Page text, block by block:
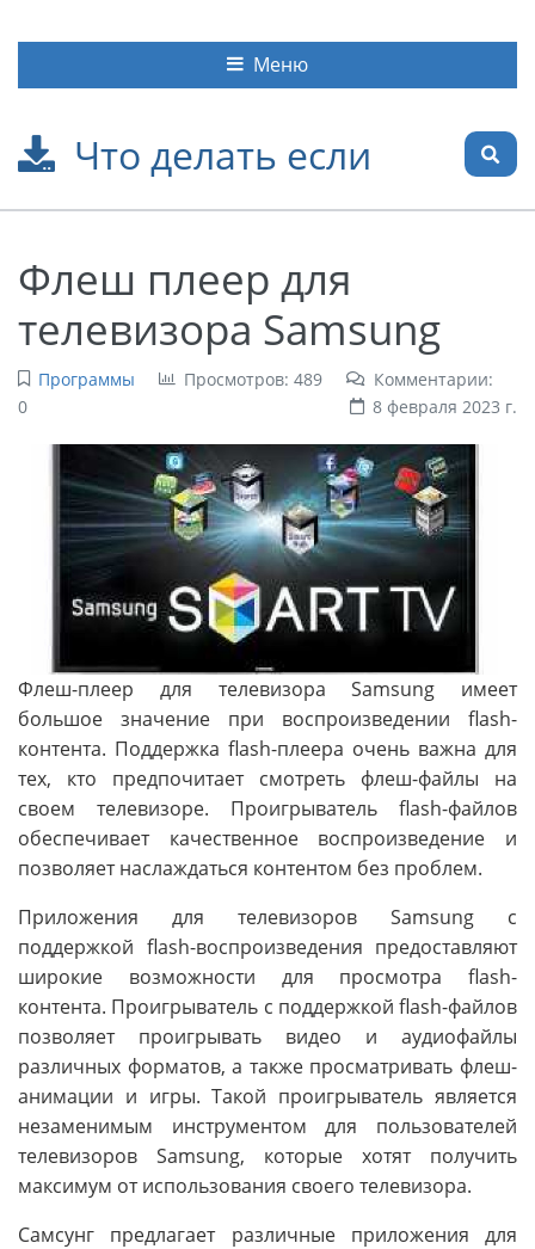
Что делать если
Меню
Флеш плеер для
телевизора Samsung
Программы Просмотров: 489
Комментарии:
0
8 февраля 2023 г.
Флеш-плеер для телевизора Samsung имеет
большое значение при воспроизведении flash-
контента. Поддержка flash-плеера очень важна для
тех, кто предпочитает смотреть флеш-файлы на
своем телевизоре. Проигрыватель flash-файлов
обеспечивает качественное воспроизведение и
позволяет наслаждаться контентом без проблем.
Приложения для телевизоров Samsung с
поддержкой flash-воспроизведения предоставляют
широкие возможности для просмотра flash-
контента. Проигрыватель с поддержкой flash-файлов
позволяет проигрывать видео и аудиофайлы
различных форматов, а также просматривать флеш-
анимации и игры. Такой проигрыватель является
незаменимым инструментом для пользователей
телевизоров Samsung, которые хотят получить
максимум от использования своего телевизора.
Самсунг предлагает различные приложения для